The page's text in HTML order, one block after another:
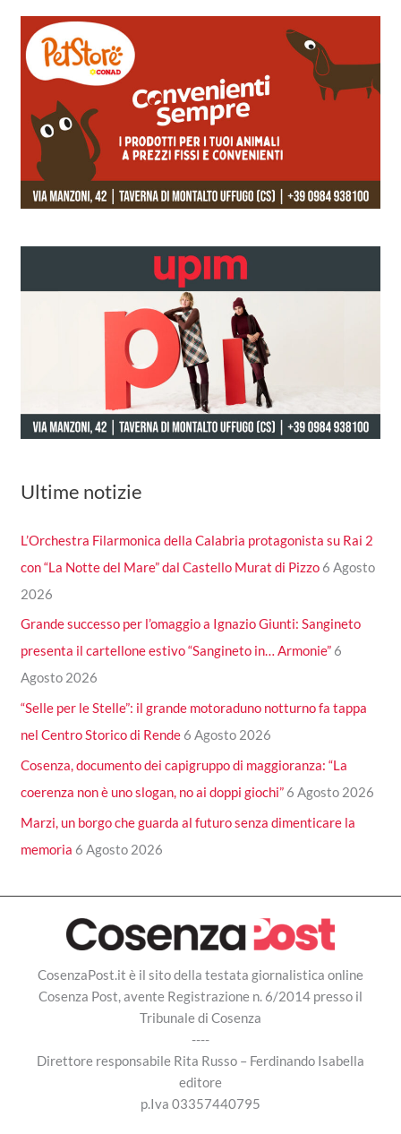
Ultime notizie
L’Orchestra Filarmonica della Calabria protagonista su Rai 2
con “La Notte del Mare” dal Castello Murat di Pizzo 6 Agosto
2026
Grande successo per l’omaggio a Ignazio Giunti: Sangineto
presenta il cartellone estivo “Sangineto in… Armonie” 6
Agosto 2026
“Selle per le Stelle”: il grande motoraduno notturno fa tappa
nel Centro Storico di Rende 6 Agosto 2026
Cosenza, documento dei capigruppo di maggioranza: “La
coerenza non è uno slogan, no ai doppi giochi” 6 Agosto 2026
Marzi, un borgo che guarda al futuro senza dimenticare la
memoria 6 Agosto 2026
CosenzaPost.it è il sito della testata giornalistica online
Cosenza Post, avente Registrazione n. 6/2014 presso il
Tribunale di Cosenza
----
Direttore responsabile Rita Russo – Ferdinando Isabella
editore
p.Iva 03357440795